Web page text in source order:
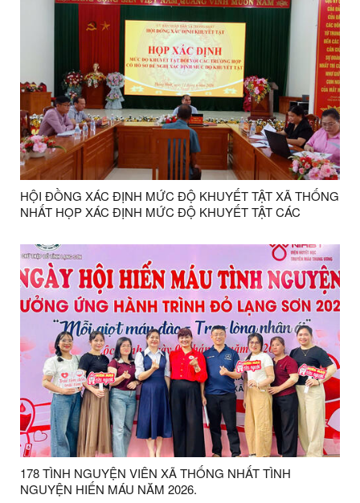
HỘI ĐỒNG XÁC ĐỊNH MỨC ĐỘ KHUYẾT TẬT XÃ THỐNG
NHẤT HỌP XÁC ĐỊNH MỨC ĐỘ KHUYẾT TẬT CÁC
178 TÌNH NGUYỆN VIÊN XÃ THỐNG NHẤT TÌNH
NGUYỆN HIẾN MÁU NĂM 2026.